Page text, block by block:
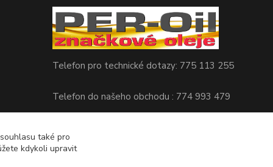
Telefon pro technické dotazy: 775 113 255
Telefon do našeho obchodu : 774 993 479
také pro
kdykoli upravit